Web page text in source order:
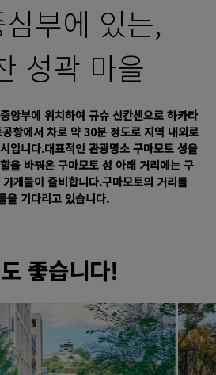
부에 있는,
성곽 마을
앙부에 위치하여 규슈 신칸센으로 하카타
항에서 차로 약 30분 정도로 지역 내외로
입니다.대표적인 관광명소 구마모토 성을
을 바꿔온 구마모토 성 아래 거리에는 구
게들이 즐비합니다.구마모토의 거리를
을 기다리고 있습니다.
좋습니다!